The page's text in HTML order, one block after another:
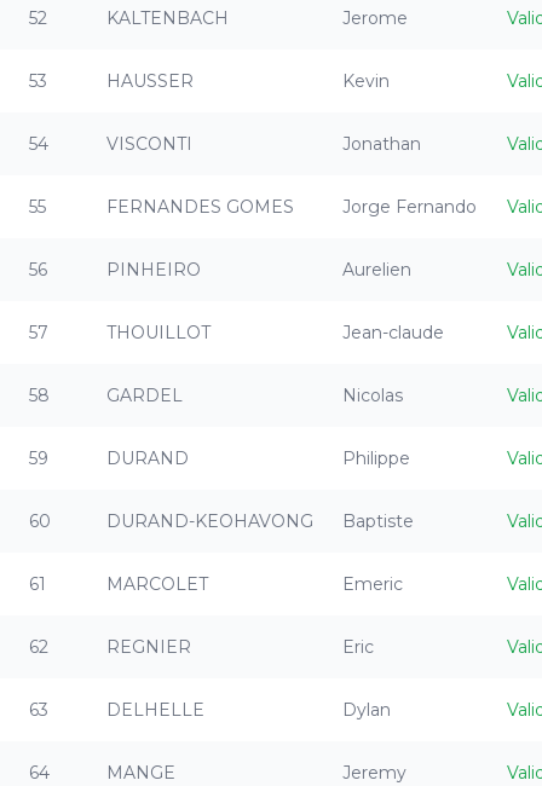
52 KALTENBACH Jerome
53 HAUSSER Kevin
54 VISCONTI Jonathan
55 FERNANDES GOMES Jorge Fernando
56 PINHEIRO Aurelien
57 THOUILLOT Jean-claude
58 GARDEL Nicolas
59 DURAND Philippe
60 DURAND-KEOHAVONG Baptiste
61 MARCOLET Emeric
62 REGNIER Eric
63 DELHELLE Dylan
64 MANGE Jeremy